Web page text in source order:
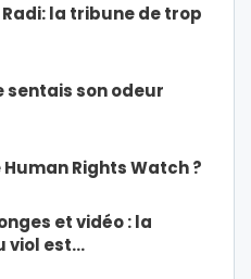
la tribune de trop
sentais son odeur
Rights Watch ?
et vidéo : la
viol est…